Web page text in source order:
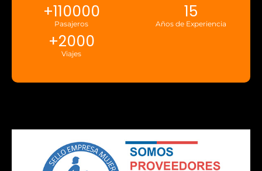
Pasajeros
+110000
Años de Experiencia
15
Viajes
+2000